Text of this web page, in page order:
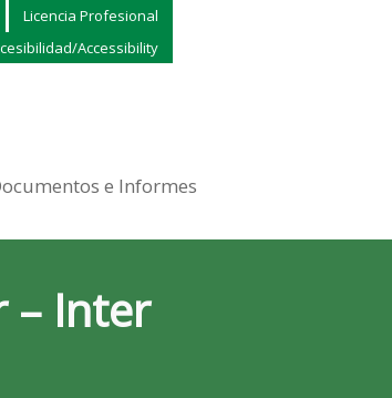
Licencia Profesional
Accessibility
e Informes
– Inter